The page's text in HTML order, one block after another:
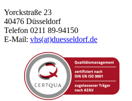
Yorckstraße 23
40476 Düsseldorf
Telefon 0211 89-94150
E-Mail: vhs(at)duesseldorf.de